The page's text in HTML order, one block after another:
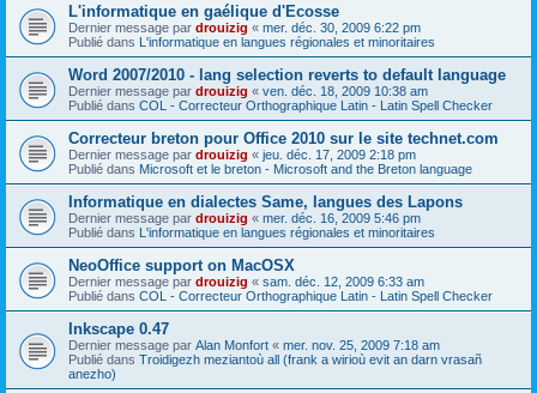
L'informatique en gaélique d'Ecosse
Dernier message par drouizig « mer. déc. 30, 2009 6:22 pm
Publié dans L'informatique en langues régionales et minoritaires
Word 2007/2010 - lang selection reverts to default language
Dernier message par drouizig « ven. déc. 18, 2009 10:38 am
Publié dans COL - Correcteur Orthographique Latin - Latin Spell Checker
Correcteur breton pour Office 2010 sur le site technet.com
Dernier message par drouizig « jeu. déc. 17, 2009 2:18 pm
Publié dans Microsoft et le breton - Microsoft and the Breton language
Informatique en dialectes Same, langues des Lapons
Dernier message par drouizig « mer. déc. 16, 2009 5:46 pm
Publié dans L'informatique en langues régionales et minoritaires
NeoOffice support on MacOSX
Dernier message par drouizig « sam. déc. 12, 2009 6:33 am
Publié dans COL - Correcteur Orthographique Latin - Latin Spell Checker
Inkscape 0.47
Dernier message par Alan Monfort « mer. nov. 25, 2009 7:18 am
Publié dans Troidigezh meziantoù all (frank a wirioù evit an darn vrasañ
anezho)